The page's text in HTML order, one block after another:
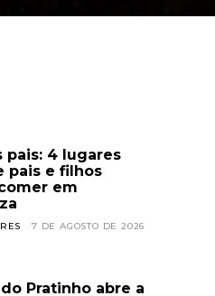
pais: 4 lugares
pais e filhos
em
7 DE AGOSTO DE 2026
do Pratinho abre a